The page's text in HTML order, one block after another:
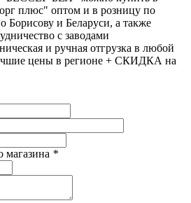
плюс" оптом и в розницу по
Борисову и Беларуси, а также
с заводами
и ручная отгрузка в любой
цены в регионе + СКИДКА на
магазина *